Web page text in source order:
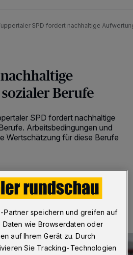
SPD fordert nachhaltige
Berufe
SPD fordert nachhaltige
Arbeitsbedingungen und
Wertschätzung für diese Berufe
2 Minuten Lesezeit
-Partner speichern und greifen auf
wie Browserdaten oder
auf Ihrem Gerät zu. Durch
Sie Tracking-Technologien